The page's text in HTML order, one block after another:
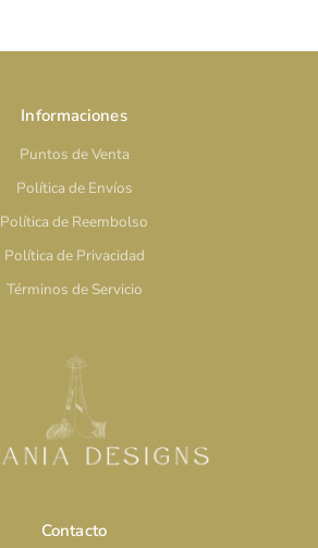
Informaciones
Puntos de Venta
Política de Envíos
Política de Reembolso
Política de Privacidad
Términos de Servicio
Contacto